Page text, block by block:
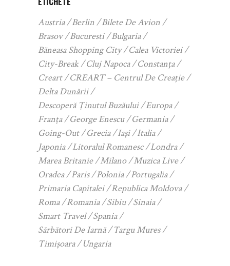
Austria Berlin
Bilete De Avion
Brasov
Bucuresti
Bulgaria
Băneasa Shopping City
Calea Victoriei
City-Break
Cluj Napoca
Constanța
Creart
CREART – Centrul De Creație
Delta Dunării
Descoperă Ținutul Buzăului
Europa
Franța
George Enescu
Germania
Going-Out
Grecia Iași
Italia
Japonia
Litoralul Romanesc
Londra
Marea Britanie
Milano
Muzica Live
Oradea
Paris Polonia
Portugalia
Primaria Capitalei
Republica Moldova
Roma
Romania Sibiu
Sinaia
Smart Travel
Spania
Sărbători De Iarnă
Targu Mures
Timișoara
Ungaria